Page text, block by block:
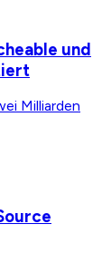
und
Milliarden